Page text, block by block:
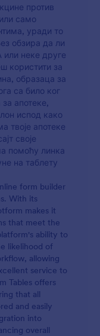
против
само
уради то
обзира да ли
или неке друге
користити за
образаца за
са било ког
апотеке,
испод како
твоје апотеке
своје
помоћу линка
на таблету
form builder
With its
makes it
that meet the
ability to
likelihood of
allowing
service to
Tables offers
that all
and easily
into
overall